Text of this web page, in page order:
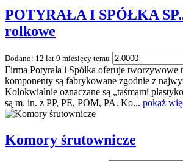
POTYRAŁA I SPÓŁKA
rolkowe
Dodano: 12 lat 9 miesięcy temu
Firma Potyrała i Spółka oferuje tworzywowe
komponenty są fabrykowane zgodnie z
Kolokwialnie oznaczane są „taśmami
są m. in. z PP, PE, POM, PA. Ko... pokaż
Komory śrutownicze